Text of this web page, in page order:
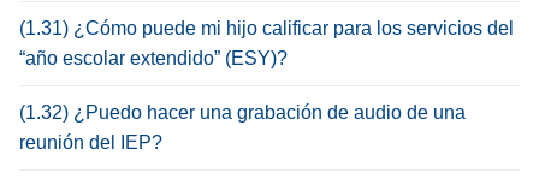
(1.31) ¿Cómo puede mi hijo calificar para los servicios del
“año escolar extendido” (ESY)?
(1.32) ¿Puedo hacer una grabación de audio de una
reunión del IEP?